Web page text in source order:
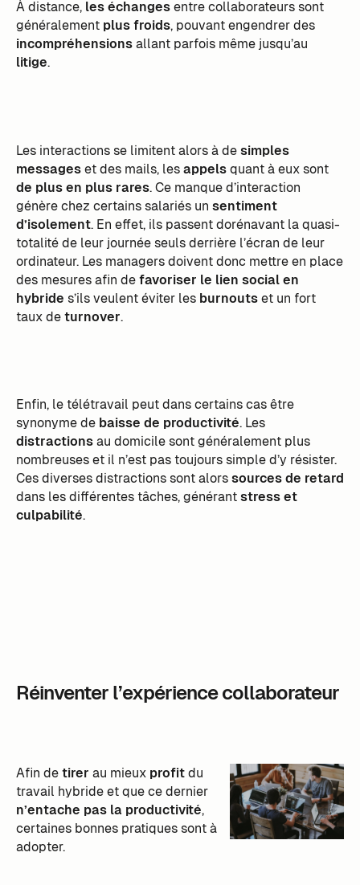
À distance,les échangesentre collaborateurs sont
généralement plus froids, pouvant engendrer des
incompréhensionsallant parfois même jusqu’au
litige.
Les interactions se limitent alors à desimples
messageset des mails, lesappelsquant à eux sont
de plus en plus rares. Ce manque d’interaction
génère chez certains salariés un sentiment
d’isolement. En effet, ils passent dorénavant la quasi-
totalité de leur journée seuls derrière l’écran de leur
ordinateur. Les managers doivent donc mettre en place
des mesures afin defavoriser le lien social en
hybride s’ils veulent éviter les burnoutset un fort
taux deturnover.
Enfin, le télétravail peut dans certains cas être
synonyme de baisse de productivité. Les
distractionsau domicile sont généralement plus
nombreuses et il n’est pas toujours simple d’y résister.
Ces diverses distractions sont alorssources de retard
dans les différentes tâches, générantstress et
culpabilité.
Réinventer l’expérience collaborateur
Afin detirer au mieux profitdu
travail hybride et que ce dernier
n’entache pas la productivité,
certaines bonnes pratiques sont à
adopter.